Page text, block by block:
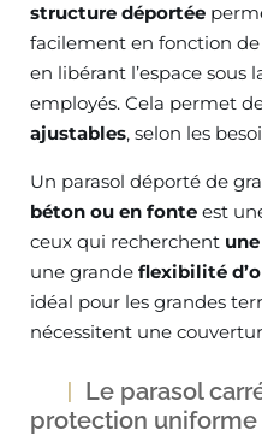
structure déportée
facilement en fonction
en libérant l’espace sous
employés. Cela permet
ajustables, selon les
Un parasol déporté de
béton ou en fonte est
ceux qui recherchent
une grande flexibilité
idéal pour les grandes
nécessitent une
Le parasol
protection uniforme